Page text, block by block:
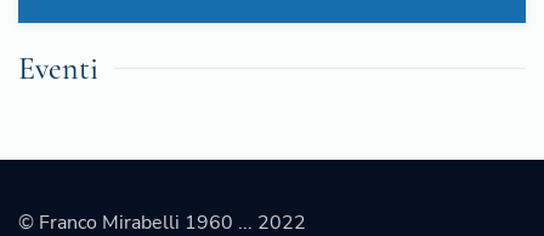
Eventi
© Franco Mirabelli 1960 ... 2022